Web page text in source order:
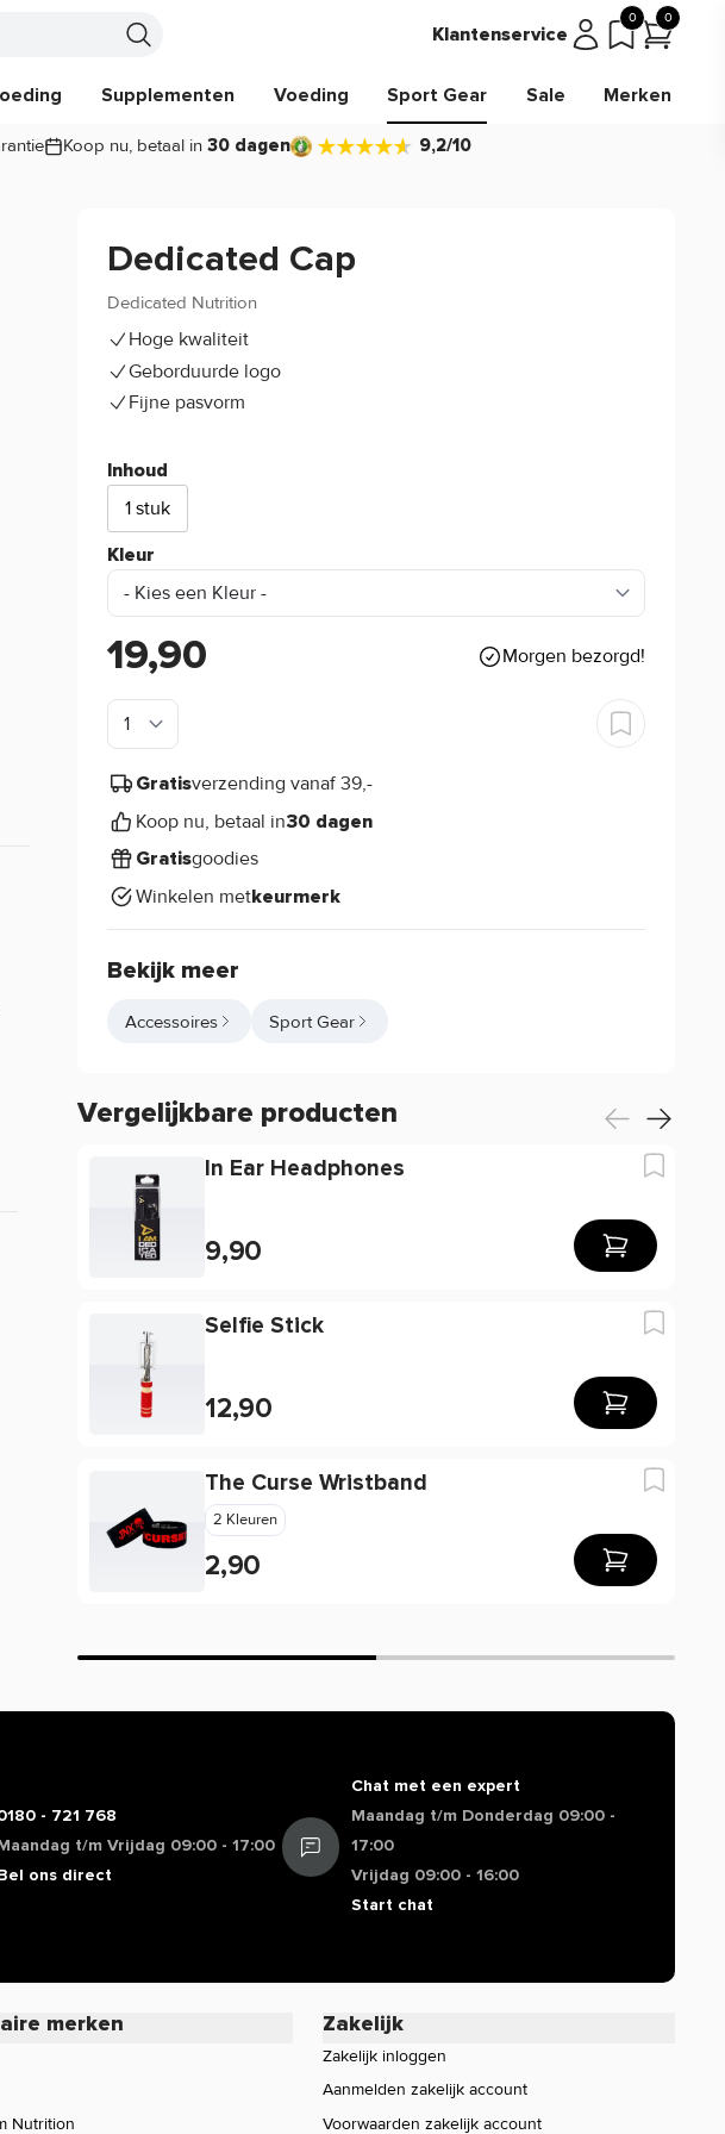
Klantenservice
0 0
Supplementen Voeding Sport Gear Sale Merken
Koop nu, betaal in 30 dagen 9,2/10
Dedicated Cap
Dedicated Nutrition
Hoge kwaliteit
Geborduurde logo
Fijne pasvorm
Inhoud
1 stuk
Kleur
19,90 Morgen bezorgd!
Gratisverzending vanaf 39,-
Koop nu, betaal in30 dagen
Gratisgoodies
Winkelen metkeurmerk
Bekijk meer
Accessoires Sport Gear
Vergelijkbare producten
In Ear Headphones
9,90
Selfie Stick
12,90
The Curse Wristband
2 Kleuren
2,90
- 721 768
t/m Vrijdag 09:00 - 17:00
ons direct
Chat met een expert
Maandag t/m Donderdag 09:00 -
17:00
Vrijdag 09:00 - 16:00
Start chat
merken
Nutrition
Zakelijk
Zakelijk inloggen
Aanmelden zakelijk account
Voorwaarden zakelijk account